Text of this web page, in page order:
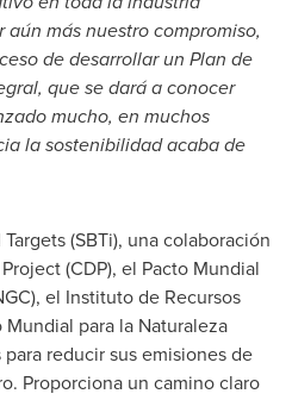
más nuestro compromiso,
de desarrollar un Plan de
que se dará a conocer
mucho, en muchos
la sostenibilidad acaba de
(SBTi), una colaboración
(CDP), el Pacto Mundial
el Instituto de Recursos
para la Naturaleza
para reducir sus emisiones de
Proporciona un camino claro